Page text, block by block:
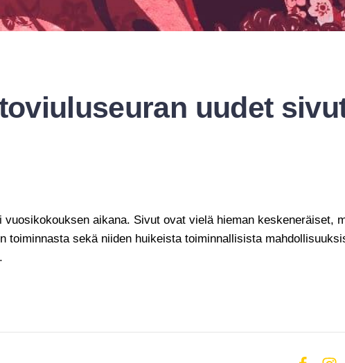
uudet
aikana. Sivut ovat vielä hieman keskeneräiset,
toiminnasta sekä niiden huikeista toiminnallisista